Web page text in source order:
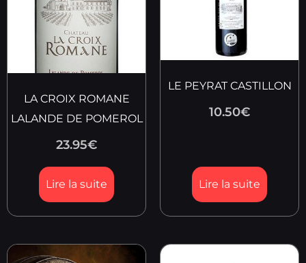
LA CROIX ROMANE
LALANDE DE POMEROL
23.95€
Lire la suite
LE PEYRAT CASTILLON
10.50€
Lire la suite